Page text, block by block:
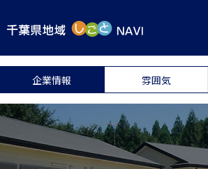
企業情報 雰囲気